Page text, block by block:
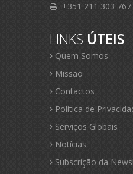
+351 211 303 767
LINKS ÚTEIS
Quem Somos
Missão
Contactos
Politica de
Serviços Globais
Notícias
Subscrição da